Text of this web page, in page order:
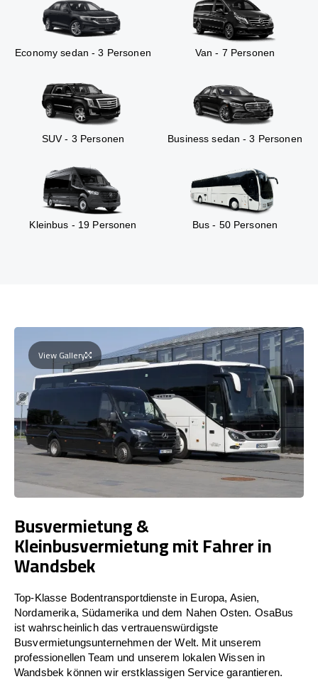
Economy sedan - 3 Personen Van - 7 Personen
SUV - 3 Personen Business sedan - 3 Personen
Kleinbus - 19 Personen Bus - 50 Personen
View Gallery
Busvermietung &
Kleinbusvermietung mit Fahrer in
Wandsbek
Top-Klasse Bodentransportdienste in Europa, Asien,
Nordamerika, Südamerika und dem Nahen Osten. OsaBus
ist wahrscheinlich das vertrauenswürdigste
Busvermietungsunternehmen der Welt. Mit unserem
professionellen Team und unserem lokalen Wissen in
Wandsbek können wir erstklassigen Service garantieren.